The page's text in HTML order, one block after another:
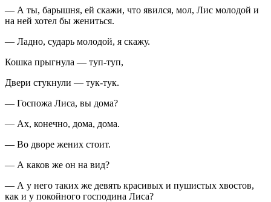
— А ты, барышня, ей скажи, что явился, мол, Лис молодой и
на ней хотел бы жениться.
— Ладно, сударь молодой, я скажу.
Кошка прыгнула — туп-туп,
Двери стукнули — тук-тук.
— Госпожа Лиса, вы дома?
— Ах, конечно, дома, дома.
— Во дворе жених стоит.
— А каков же он на вид?
— А у него таких же девять красивых и пушистых хвостов,
как и у покойного господина Лиса?